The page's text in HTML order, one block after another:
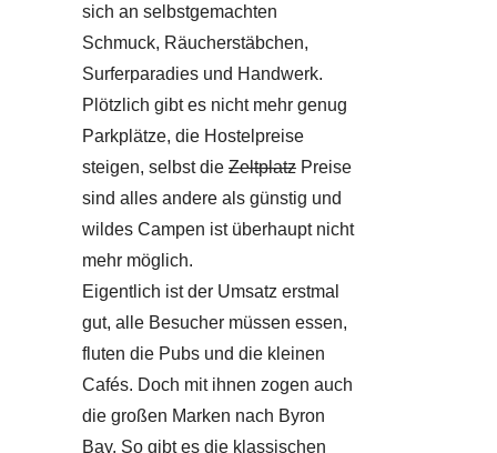
sich an selbstgemachten
Schmuck, Räucherstäbchen,
Surferparadies und Handwerk.
Plötzlich gibt es nicht mehr genug
Parkplätze, die Hostelpreise
steigen, selbst die Zeltplatz Preise
sind alles andere als günstig und
wildes Campen ist überhaupt nicht
mehr möglich.
Eigentlich ist der Umsatz erstmal
gut, alle Besucher müssen essen,
fluten die Pubs und die kleinen
Cafés. Doch mit ihnen zogen auch
die großen Marken nach Byron
Bay. So gibt es die klassischen